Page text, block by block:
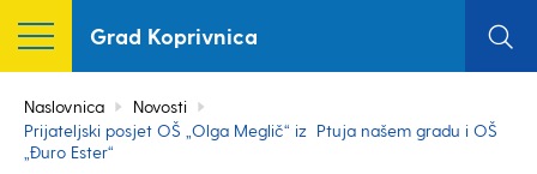
Grad Koprivnica
Naslovnica
Novosti
Prijateljski posjet OŠ „Olga Meglič“ iz Ptuja našem gradu i OŠ
„Đuro Ester“